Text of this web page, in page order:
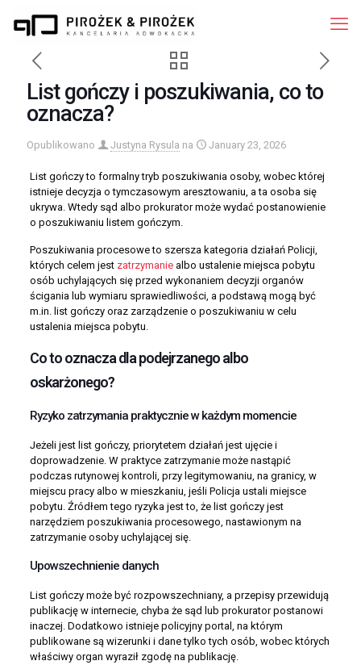
List gończy i poszukiwania, co to
oznacza?
Opublikowano Justyna Rysula na January 23, 2026
List gończy to formalny tryb poszukiwania osoby, wobec której
istnieje decyzja o tymczasowym aresztowaniu, a ta osoba się
ukrywa. Wtedy sąd albo prokurator może wydać postanowienie
o poszukiwaniu listem gończym.
Poszukiwania procesowe to szersza kategoria działań Policji,
których celem jest zatrzymaniealbo ustalenie miejsca pobytu
osób uchylających się przed wykonaniem decyzji organów
ścigania lub wymiaru sprawiedliwości, a podstawą mogą być
m.in. list gończy oraz zarządzenie o poszukiwaniu w celu
ustalenia miejsca pobytu.
Co to oznacza dla podejrzanego albo
oskarżonego?
Ryzyko zatrzymania praktycznie w każdym momencie
Jeżeli jest list gończy, priorytetem działań jest ujęcie i
doprowadzenie. W praktyce zatrzymanie może nastąpić
podczas rutynowej kontroli, przy legitymowaniu, na granicy, w
miejscu pracy albo w mieszkaniu, jeśli Policja ustali miejsce
pobytu. Źródłem tego ryzyka jest to, że list gończy jest
narzędziem poszukiwania procesowego, nastawionym na
zatrzymanie osoby uchylającej się.
Upowszechnienie danych
List gończy może być rozpowszechniany, a przepisy przewidują
publikację w internecie, chyba że sąd lub prokurator postanowi
inaczej. Dodatkowo istnieje policyjny portal, na którym
publikowane są wizerunki i dane tylko tych osób, wobec których
właściwy organ wyraził zgodę na publikację.